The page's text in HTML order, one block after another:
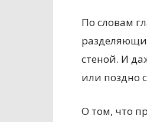
По словам
стеной. И
или поздно
О том, что